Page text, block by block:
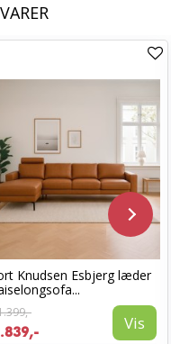
Knudsen Esbjerg læder
Vis